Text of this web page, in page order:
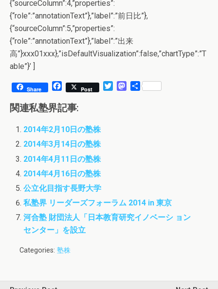
{“sourceColumn”:4,”properties”:
{“role”:”annotationText”},”label”:”前日比”},
{“sourceColumn”:5,”properties”:
{“role”:”annotationText”},”label”:”出来
高”}xxx01xxx},”isDefaultVisualization”:false,”chartType”:”T
able”}’ ]
Share
F
c
e
b
o
o
k
Post
M
共
関連私塾界記事:
2014年2月10日の塾株
2014年3月14日の塾株
2014年4月11日の塾株
2014年4月16日の塾株
公立化目指す長野大学
私塾界 リーダーズフォーラム 2014 in 東京
河合塾 財団法人「日本教育研究イノベーシ ョン
センター」を設立
Categories: 塾株